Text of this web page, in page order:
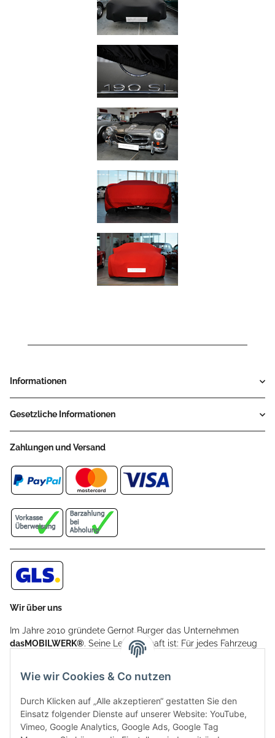
Informationen
Gesetzliche Informationen
Zahlungen und Versand
Wir über uns
Im Jahre 2010 gründete Gernot Burger das Unternehmen
dasMOBILWERK®. Seine Leidenschaft ist: Für jedes Fahrzeug
ein Car Cover anzubieten - passgenau und individuell.
Aufgrund der vielen positiven Kundenrückmeldungen kamen
weitere Produkte, wie Reifenschuhe, Hardtopständer hinzu.
Seine Reifenschoner werden in Deutschland produziert und
sind mit hochwertigen Techniken und Materialien gefertigt.
dasMOBILWERK® ist seit der Gründung ein
Wie wir Cookies & Co nutzen
Durch Klicken auf „Alle akzeptieren“ gestatten Sie den
Einsatz folgender Dienste auf unserer Website: YouTube,
Vimeo, Google Analytics, Google Ads, Google Tag